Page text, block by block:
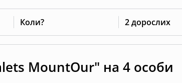
Коли? 2 дорослих
MountOur" на 4 особи